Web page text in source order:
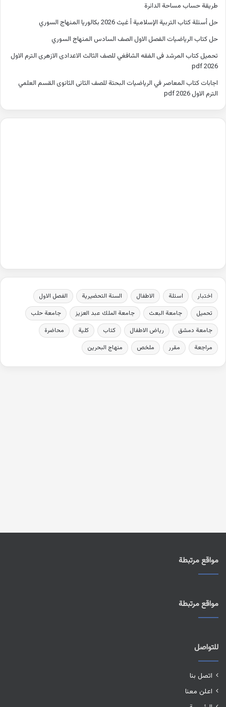
طريقة حساب مساحة الدائرة
حل أسئلة كتاب التربية الإسلامية أ غيث 2026 بكالوريا المنهاج السوري
حل كتاب الرياضيات الفصل الاول الصف السادس المنهاج السوري
تحميل كتاب المرشد فى الفقه الشافغي للصف الثالث الاعدادى الازهرى الترم الاول
2026 pdf
اجابات كتاب المعاصر في الرياضيات البحتة للصف الثانى الثانوى القسم العلمي
الترم الاول 2026 pdf
اختبار اسئلة الاطفال السنة التحضيرية
الفصل الاول
تحميل
جامعة البعث جامعة الملك عبد العزيز
جامعة حلب
جامعة دمشق
رياض الاطفال كتاب كلية
محاضرة
مراجعة
مقرر ملخص منهاج البحرين
مواقع مرتبطة
مواقع مرتبطة
للتواصل
اتصل بنا
اعلن معنا